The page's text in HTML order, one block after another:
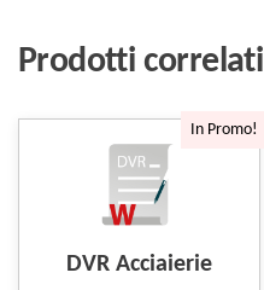
Prodotti correlati
In Promo!
DVR Acciaierie